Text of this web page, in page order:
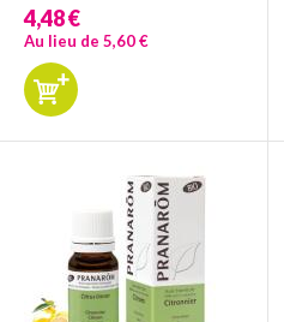
4,48 €
Au lieu de 5,60 €